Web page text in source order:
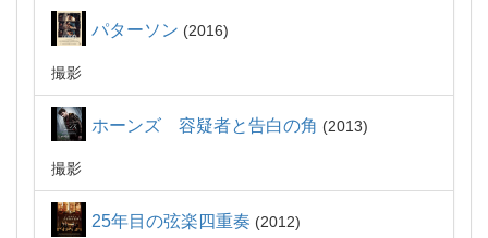
パターソン 2016
撮影
ホーンズ 容疑者と告白の角 2013
撮影
25年目の弦楽四重奏 2012